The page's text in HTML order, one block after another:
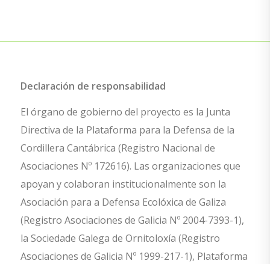
Declaración de responsabilidad
El órgano de gobierno del proyecto es la Junta
Directiva de la Plataforma para la Defensa de la
Cordillera Cantábrica (Registro Nacional de
Asociaciones Nº 172616). Las organizaciones que
apoyan y colaboran institucionalmente son la
Asociación para a Defensa Ecolóxica de Galiza
(Registro Asociaciones de Galicia Nº 2004-7393-1),
la Sociedade Galega de Ornitoloxía (Registro
Asociaciones de Galicia Nº 1999-217-1), Plataforma